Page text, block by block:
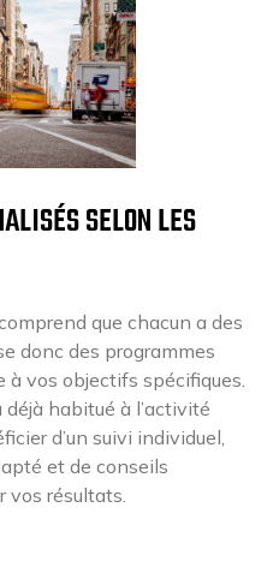
SELON LES
que chacun a des
donc des programmes
vos objectifs spécifiques.
habitué à l’activité
d’un suivi individuel,
et de conseils
résultats.